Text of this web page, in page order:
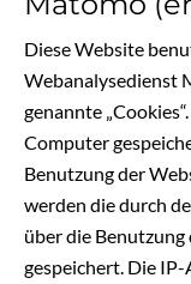
Diese Website
Webanalysedienst
genannte
Computer
Benutzung der
werden die durch
über die Benutzung
gespeichert. Die